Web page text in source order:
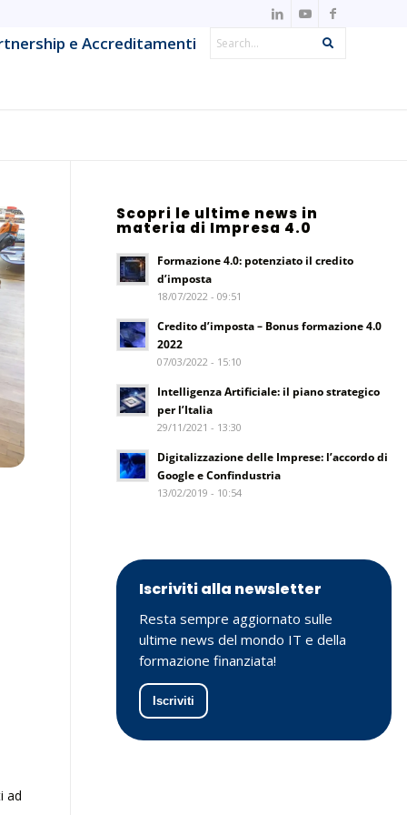
Project & IT Service Management
Strumenti e framework per lo sviluppo
e Accreditamenti
ad
Scopri le ultime news in
materia di Impresa 4.0
Formazione 4.0: potenziato il credito
d’imposta
18/07/2022 - 09:51
Credito d’imposta – Bonus formazione 4.0
2022
07/03/2022 - 15:10
Intelligenza Artificiale: il piano strategico
per l’Italia
29/11/2021 - 13:30
Digitalizzazione delle Imprese: l’accordo di
Google e Confindustria
13/02/2019 - 10:54
Iscriviti alla newsletter
Resta sempre aggiornato sulle
ultime news del mondo IT e della
formazione finanziata!
Iscriviti